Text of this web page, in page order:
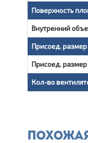
Поверхность
Внутренний
Присоед.
Присоед.
Кол-во